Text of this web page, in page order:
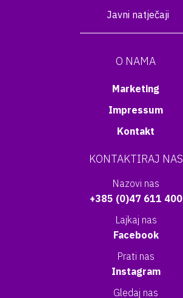
Javni natječaji
O NAMA
Marketing
Impressum
Kontakt
KONTAKTIRAJ NAS
Nazovi nas
+385 (0)47 611 400
Lajkaj nas
Facebook
Prati nas
Instagram
Gledaj nas